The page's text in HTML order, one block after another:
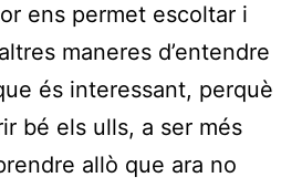
ens permet escoltar i
maneres d’entendre
és interessant, perquè
bé els ulls, a ser més
allò que ara no